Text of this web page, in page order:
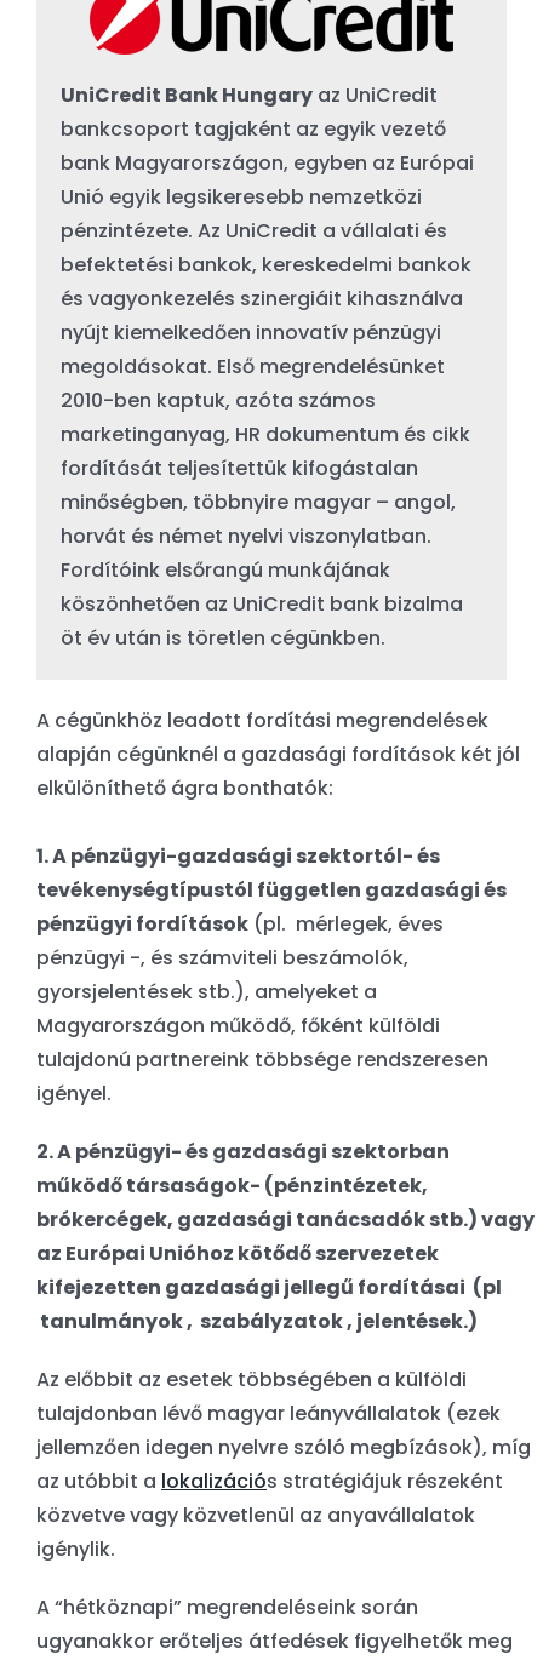
UniCredit Bank Hungaryaz UniCredit
bankcsoport tagjaként az egyik vezető
bank Magyarországon, egyben az Európai
Unió egyik legsikeresebb nemzetközi
pénzintézete. Az UniCredit a vállalati és
befektetési bankok, kereskedelmi bankok
és vagyonkezelés szinergiáit kihasználva
nyújt kiemelkedően innovatív pénzügyi
megoldásokat. Első megrendelésünket
2010-ben kaptuk, azóta számos
marketinganyag, HR dokumentum és cikk
fordítását teljesítettük kifogástalan
minőségben, többnyire magyar – angol,
horvát és német nyelvi viszonylatban.
Fordítóink elsőrangú munkájának
köszönhetően az UniCredit bank bizalma
öt év után is töretlen cégünkben.
A cégünkhöz leadott fordítási megrendelések
alapján cégünknél a gazdasági fordítások két jól
elkülöníthető ágra bonthatók:
1. A pénzügyi-gazdasági szektortól- és
tevékenységtípustól független gazdasági és
pénzügyi fordítások(pl. mérlegek, éves
pénzügyi -, és számviteli beszámolók,
gyorsjelentések stb.), amelyeket a
Magyarországon működő, főként külföldi
tulajdonú partnereink többsége rendszeresen
igényel.
2. A pénzügyi- és gazdasági szektorban
működő társaságok- (pénzintézetek,
brókercégek, gazdasági tanácsadók stb.) vagy
az Európai Unióhoz kötődő szervezetek
kifejezetten gazdasági jellegű fordításai (pl
tanulmányok , szabályzatok , jelentések.)
Az előbbit az esetek többségében a külföldi
tulajdonban lévő magyar leányvállalatok (ezek
jellemzően idegen nyelvre szóló megbízások), míg
az utóbbit a lokalizációs stratégiájuk részeként
közvetve vagy közvetlenül az anyavállalatok
igénylik.
A “hétköznapi” megrendeléseink során
ugyanakkor erőteljes átfedések figyelhetők meg